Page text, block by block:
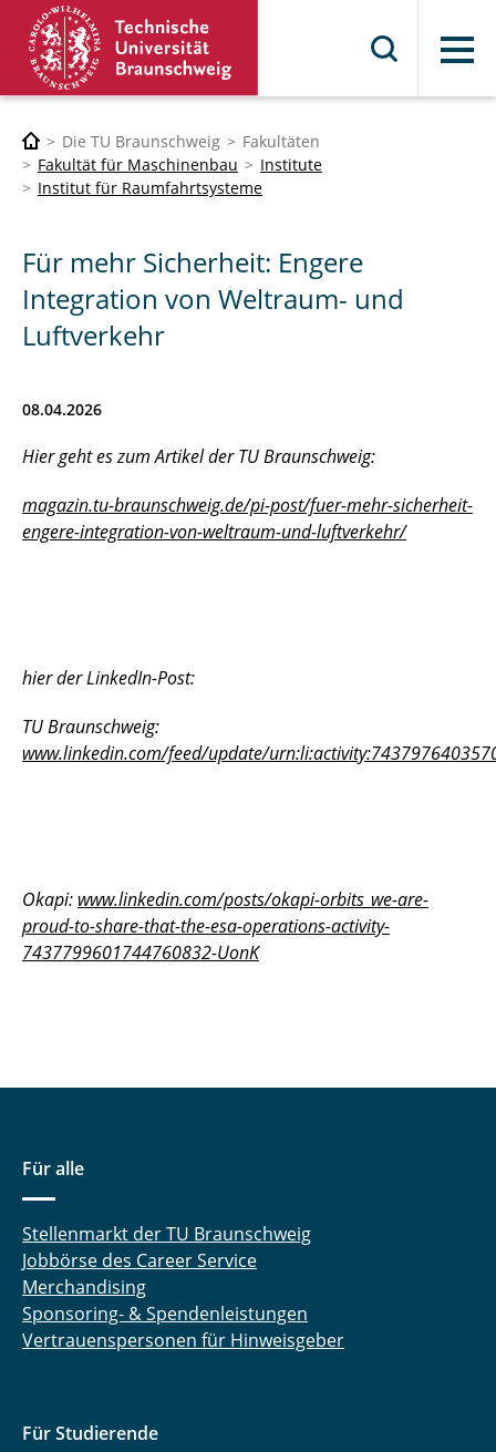
Menü
Die TU Braunschweig
Fakultäten
Fakultät für Maschinenbau
Institute
Institut für Raumfahrtsysteme
Für mehr Sicherheit: Engere
Integration von Weltraum- und
Luftverkehr
08.04.2026
Hier geht es zum Artikel der TU Braunschweig:
magazin.tu-braunschweig.de/pi-post/fuer-mehr-sicherheit-
engere-integration-von-weltraum-und-luftverkehr/
hier der LinkedIn-Post:
TU Braunschweig:
www.linkedin.com/feed/update/
Okapi: www.linkedin.com/posts/okapi-orbits_we-are-
proud-to-share-that-the-esa-operations-activity-
7437799601744760832-UonK
Für alle
Stellenmarkt der TU Braunschweig
Jobbörse des Career Service
Merchandising
Sponsoring- & Spendenleistungen
Vertrauenspersonen für Hinweisgeber
Für Studierende